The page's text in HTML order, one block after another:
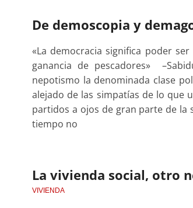
De demoscopia y
«La democracia significa poder
ganancia de pescadores»
nepotismo la denominada clase
alejado de las simpatías de lo que
partidos a ojos de gran parte de la
tiempo no
La vivienda social, otro
VIVIENDA